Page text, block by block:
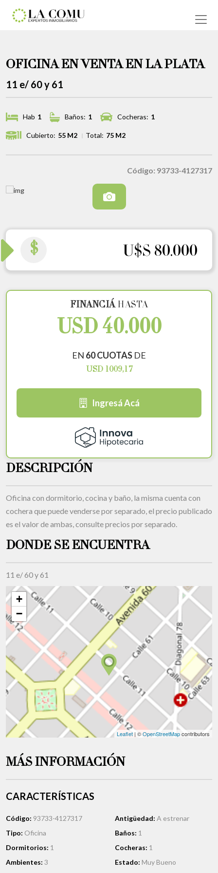
OFICINA EN VENTA EN LA PLATA
11 e/ 60 y 61
Hab 1 Baños: 1 Cocheras: 1
Cubierto: 55 M2 Total: 75 M2
Código: 93733-4127317
$ U$S 80.000
FINANCIÁHASTA
USD 40.000
EN 60 CUOTAS DE
USD 1009,17
Ingresá Acá
DESCRIPCIÓN
Oficina con dormitorio, cocina y baño, la misma cuenta con
cochera que puede venderse por separado, el precio publicado
es el valor de ambas, consulte precios por separado.
DONDE SE ENCUENTRA
11 e/ 60 y 61
+
−
Leaflet | ©OpenStreetMapcontributors
MÁS INFORMACIÓN
CARACTERÍSTICAS
Código: 93733-4127317
Tipo: Oficina
Dormitorios: 1
Ambientes: 3
Antigüedad: A estrenar
Baños: 1
Cocheras: 1
Estado: Muy Bueno